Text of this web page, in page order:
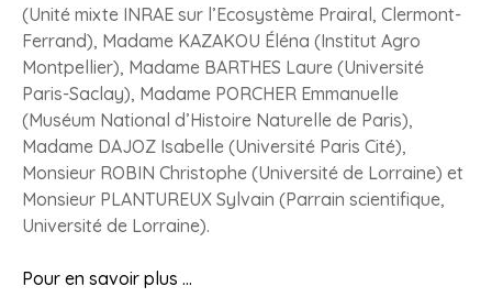
(Unité mixte INRAE sur l’Ecosystème Prairal, Clermont-
Ferrand), Madame KAZAKOU Éléna (Institut Agro
Montpellier), Madame BARTHES Laure (Université
Paris-Saclay), Madame PORCHER Emmanuelle
(Muséum National d’Histoire Naturelle de Paris),
Madame DAJOZ Isabelle (Université Paris Cité),
Monsieur ROBIN Christophe (Université de Lorraine) et
Monsieur PLANTUREUX Sylvain (Parrain scientifique,
Université de Lorraine).
Pour en savoir plus …